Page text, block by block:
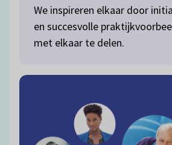
We inspireren elkaar door
en succesvolle
met elkaar te delen.